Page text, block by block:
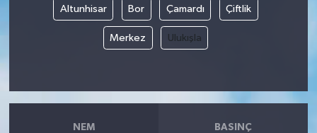
Altunhisar Bor Çamardı Çiftlik
Merkez Ulukışla
NEM BASINÇ